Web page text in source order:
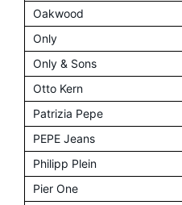
Oakwood
Only
Only & Sons
Otto Kern
Patrizia Pepe
PEPE Jeans
Philipp Plein
Pier One